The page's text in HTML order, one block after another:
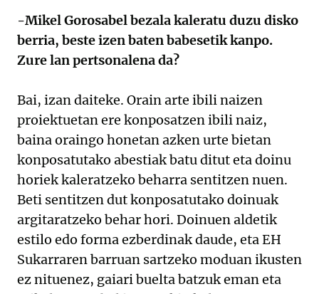
-Mikel Gorosabel bezala kaleratu duzu disko
berria, beste izen baten babesetik kanpo.
Zure lan pertsonalena da?
Bai, izan daiteke. Orain arte ibili naizen
proiektuetan ere konposatzen ibili naiz,
baina oraingo honetan azken urte bietan
konposatutako abestiak batu ditut eta doinu
horiek kaleratzeko beharra sentitzen nuen.
Beti sentitzen dut konposatutako doinuak
argitaratzeko behar hori. Doinuen aldetik
estilo edo forma ezberdinak daude, eta EH
Sukarraren barruan sartzeko moduan ikusten
ez nituenez, gaiari buelta batzuk eman eta